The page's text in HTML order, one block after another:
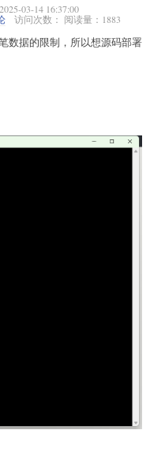
2025-03-14 16:37:00
访问次数： 阅读量：1883
数据的限制，所以想源码部署